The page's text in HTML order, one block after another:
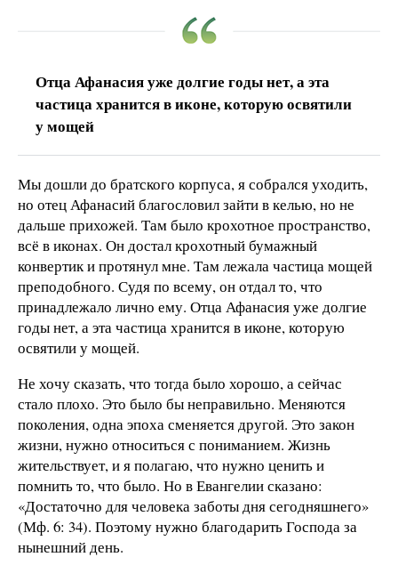
Отца Афанасия уже долгие годы нет, а эта
частица хранится в иконе, которую освятили
у мощей
Мы дошли до братского корпуса, я собрался уходить,
но отец Афанасий благословил зайти в келью, но не
дальше прихожей. Там было крохотное пространство,
всё в иконах. Он достал крохотный бумажный
конвертик и протянул мне. Там лежала частица мощей
преподобного. Судя по всему, он отдал то, что
принадлежало лично ему. Отца Афанасия уже долгие
годы нет, а эта частица хранится в иконе, которую
освятили у мощей.
Не хочу сказать, что тогда было хорошо, а сейчас
стало плохо. Это было бы неправильно. Меняются
поколения, одна эпоха сменяется другой. Это закон
жизни, нужно относиться с пониманием. Жизнь
жительствует, и я полагаю, что нужно ценить и
помнить то, что было. Но в Евангелии сказано:
«Достаточно для человека заботы дня сегодняшнего»
(Мф. 6: 34). Поэтому нужно благодарить Господа за
нынешний день.